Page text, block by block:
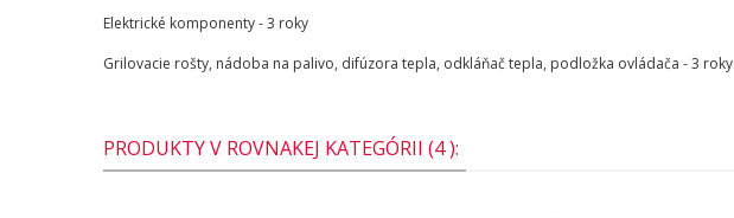
Elektrické komponenty - 3 roky
Grilovacie rošty, nádoba na palivo, difúzora tepla, odkláňač tepla, podložka ovládača - 3 roky
PRODUKTY V ROVNAKEJ KATEGÓRII (4 ):